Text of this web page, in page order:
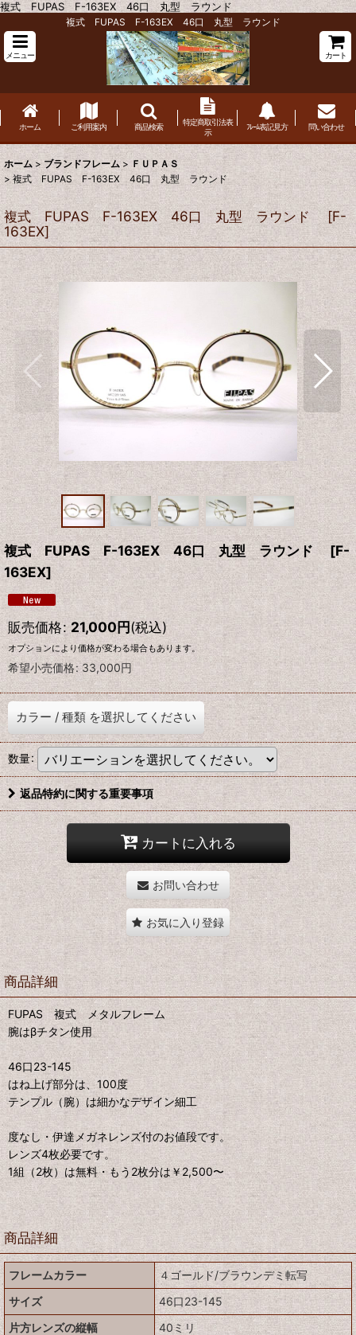
複式 FUPAS F-163EX 46口 丸型 ラウンド
複式 FUPAS F-163EX 46口 丸型 ラウンド
メニュー カート
ホーム ご利用案内 商品検索
特定商取引法表
示
ﾌﾚｰﾑ表記見方 問い合わせ
ホーム > ブランドフレーム > ＦＵＰＡＳ
> 複式 FUPAS F-163EX 46口 丸型 ラウンド
複式 FUPAS F-163EX 46口 丸型 ラウンド [F-
163EX]
複式 FUPAS F-163EX 46口 丸型 ラウンド [F-
163EX]
販売価格: 21,000円(税込)
オプションにより価格が変わる場合もあります。
希望小売価格: 33,000円
カラー / 種類 を選択してください
数量:
返品特約に関する重要事項
カートに入れる
お問い合わせ
お気に入り登録
商品詳細
FUPAS 複式 メタルフレーム
腕はβチタン使用
46口23-145
はね上げ部分は、100度
テンプル（腕）は細かなデザイン細工
度なし・伊達メガネレンズ付のお値段です。
レンズ4枚必要です。
1組（2枚）は無料・もう2枚分は￥2,500〜
商品詳細
フレームカラー
４ゴールド/ブラウンデミ転写
サイズ
46口23-145
片方レンズの縦幅
40ミリ